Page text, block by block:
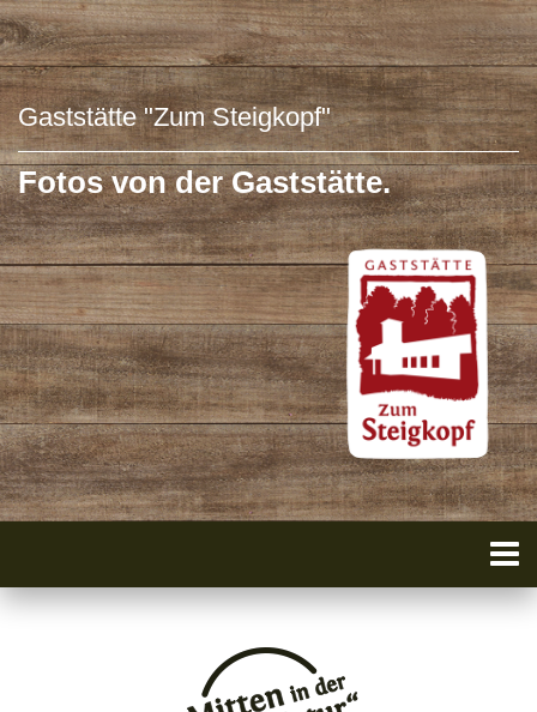
Gaststätte "Zum Steigkopf"
Fotos von der Gaststätte.